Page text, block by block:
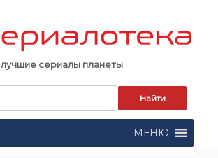
лучшие сериалы планеты
МЕНЮ